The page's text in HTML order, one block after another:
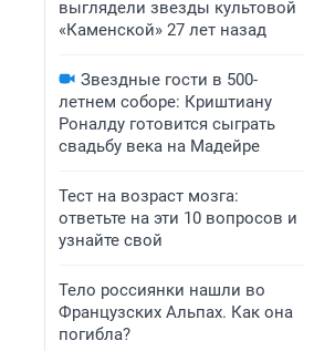
выглядели звезды культовой
«Каменской» 27 лет назад
Звездные гости в 500-
летнем соборе: Криштиану
Роналду готовится сыграть
свадьбу века на Мадейре
Тест на возраст мозга:
ответьте на эти 10 вопросов и
узнайте свой
Тело россиянки нашли во
Французских Альпах. Как она
погибла?